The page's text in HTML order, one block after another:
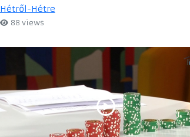
Hétről-Hétre
88 views